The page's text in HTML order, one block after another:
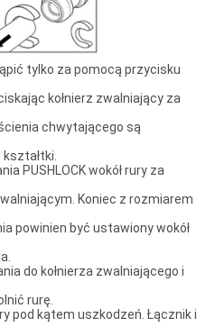
tylko za pomocą przycisku
kołnierz zwalniający za
chwytającego są
PUSHLOCK wokół rury za
Koniec z rozmiarem
powinien być ustawiony wokół
do kołnierza zwalniającego i
rurę.
pod kątem uszkodzeń. Łącznik i